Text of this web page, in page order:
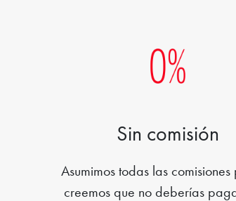
Sin comisión
Asumimos todas las comisiones
creemos que no deberías